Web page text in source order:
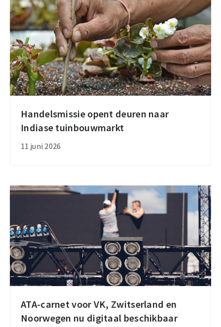
helft
van
de
economische
groei
Handelsmissie opent deuren naar
Indiase tuinbouwmarkt
11 juni 2026
Handelsmissie
opent
deuren
tuinbouwmarkt
ATA-carnet voor VK, Zwitserland en
Noorwegen nu digitaal beschikbaar
ATA-
carnet